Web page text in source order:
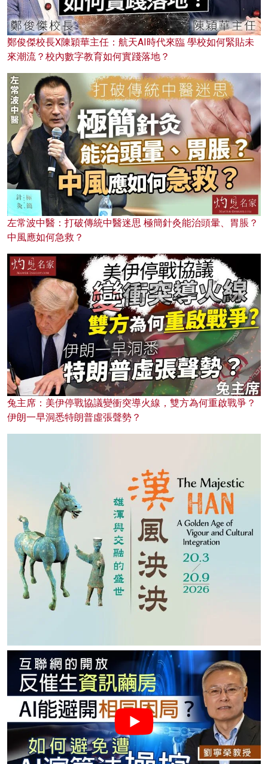
鄭俊傑校長X陳穎華主任：航天AI時代來臨 學校如何緊貼未
來潮流？校內數字教育如何實踐落地？
左常波中醫：打破傳統中醫迷思 極簡針灸能治頭暈、胃脹？
中風應如何急救？
兔主席：美伊停戰協議變衝突導火線，雙方為何重啟戰爭？
伊朗一早洞悉特朗普虛張聲勢？